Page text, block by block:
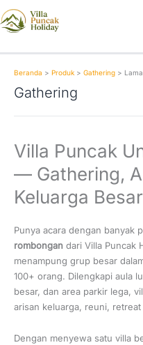
Lewati
ke
Beranda Produk Gathering
Gathering
Villa Puncak
— Gathering,
Keluarga Besar
Punya acara dengan banyak
rombongan dari Villa Puncak
menampung grup besar
100+ orang. Dilengkapi aula
besar, dan area parkir lega,
arisan keluarga, reuni,
Dengan menyewa satu villa